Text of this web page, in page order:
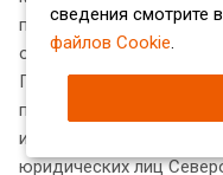
производится в
отвечает заявленным
Перед продажей
проверяется на
избежать поставки
юридических лиц
сведения смотрите
файлов Cookie.